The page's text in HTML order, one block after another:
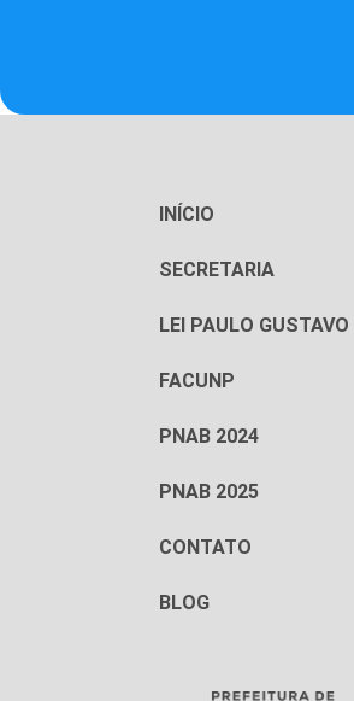
INÍCIO
SECRETARIA
LEI PAULO GUSTAVO
FACUNP
PNAB 2024
PNAB 2025
CONTATO
BLOG